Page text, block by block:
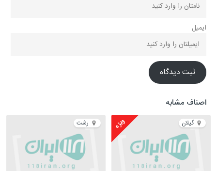
ایمیل
ثبت دیدگاه
اصناف مشابه
گیلان ویژه رشت